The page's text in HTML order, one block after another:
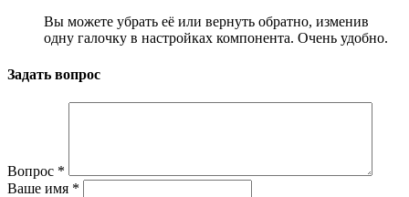
Вы можете убрать её или вернуть обратно, изменив
одну галочку в настройках компонента. Очень удобно.
Задать вопрос
Вопрос *
Ваше имя *